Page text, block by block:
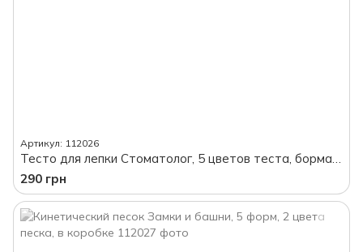
Артикул: 112026
Тесто для лепки Стоматолог, 5 цветов теста, бормашина на батарейках, в коробке
290 грн